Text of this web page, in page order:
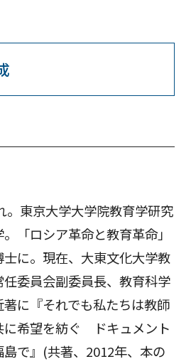
。東京大学大学院教育学研究
「ロシア革命と教育革命」
に。現在、大東文化大学教
委員会副委員長、教育科学
に『それでも私たちは教師
希望を紡ぐ ドキュメント
で』(共著、2012年、本の